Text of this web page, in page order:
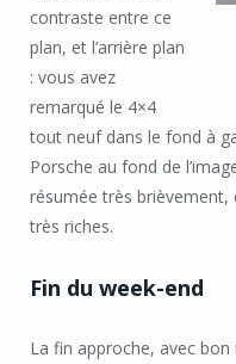
contraste entre ce
plan, et l’arrière plan
: vous avez
remarqué le 4×4
tout neuf dans le fond à
Porsche au fond de
résumée très brièvement,
très riches.
Fin du week-end
La fin approche, avec